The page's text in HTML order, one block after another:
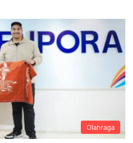
Olahraga